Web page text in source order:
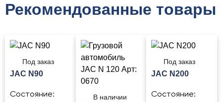
Рекомендованные товары
Под заказ
JAC N90
Состояние:
В наличии
Под заказ
JAC N200
Состояние: